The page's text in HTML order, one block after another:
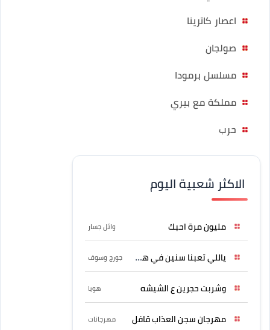
اعصار كاترينا
صولجان
مسلسل برمودا
مملكة مع بيري
حرب
الاكثر شعبية اليوم
مليون مرة احبك وائل جسار
ياللي تعبنا سنين في هواه جورج وسوف
وشربت حجرين ع الشيشه هوبا
مهرجان سجن العذاب قافل مهرجانات